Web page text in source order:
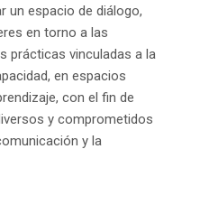
un espacio de diálogo,
en torno a las
prácticas vinculadas a la
en espacios
con el fin de
y comprometidos
y la